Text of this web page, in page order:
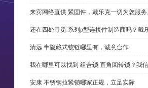
来宾网络直供 紧固件，戴乐克一切为您服
还在四处寻觅 系列p型连接件制造商吗？戴
清远 半隐藏式铰链哪里有，诚意合作
我在哪里可以找到 组合锁 直角回转锁？我
安康 不锈钢拉紧锁哪家正规，立足实际